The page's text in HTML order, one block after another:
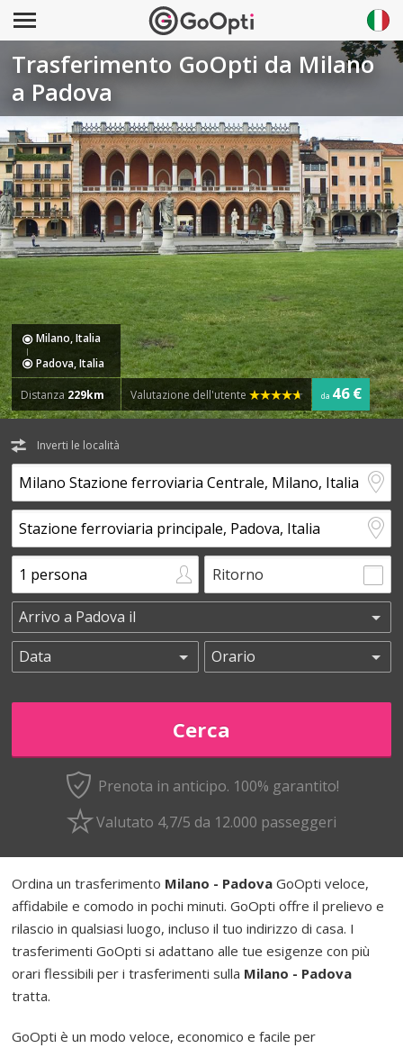
Trasferimento GoOpti da Milano
a Padova
Milano, Italia
Padova, Italia
Distanza 229km Valutazione dell'utente da 46 €
Inverti le località
Ritorno
Prenota in anticipo. 100% garantito!
Valutato 4,7/5 da 12.000 passeggeri
Ordina un trasferimento Milano - Padova GoOpti veloce,
affidabile e comodo in pochi minuti. GoOpti offre il prelievo e
rilascio in qualsiasi luogo, incluso il tuo indirizzo di casa. I
trasferimenti GoOpti si adattano alle tue esigenze con più
orari flessibili per i trasferimenti sulla Milano - Padova
tratta.
GoOpti è un modo veloce, economico e facile per